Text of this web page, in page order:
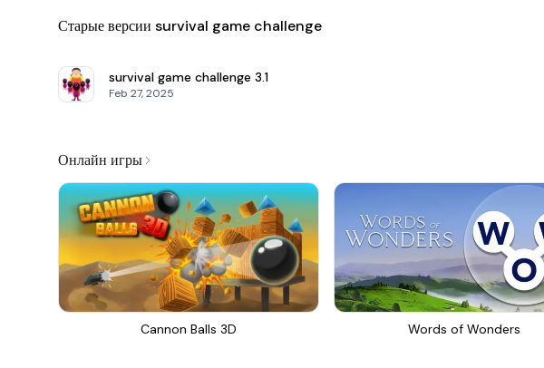
Старые версии survival game challenge
survival game challenge 3.1
Feb 27, 2025
Онлайн игры
Cannon Balls 3D Words of Wonders